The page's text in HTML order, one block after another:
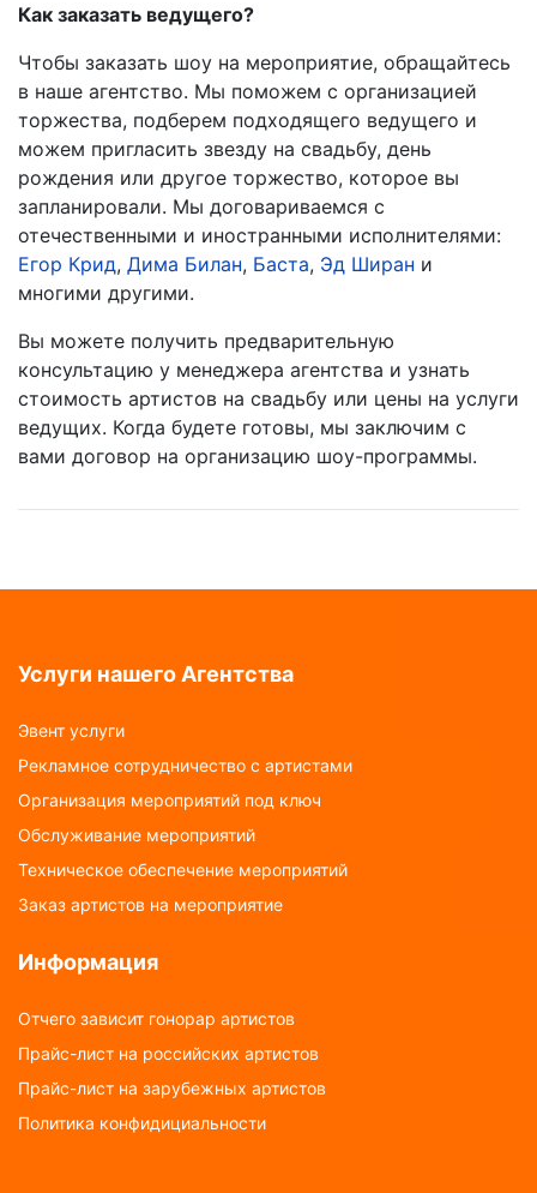
Как заказать ведущего?
Чтобы заказать шоу на мероприятие, обращайтесь
в наше агентство. Мы поможем с организацией
торжества, подберем подходящего ведущего и
можем пригласить звезду на свадьбу, день
рождения или другое торжество, которое вы
запланировали. Мы договариваемся с
отечественными и иностранными исполнителями:
Егор Крид, Дима Билан, Баста, Эд Ширан и
многими другими.
Вы можете получить предварительную
консультацию у менеджера агентства и узнать
стоимость артистов на свадьбу или цены на услуги
ведущих. Когда будете готовы, мы заключим с
вами договор на организацию шоу-программы.
Услуги нашего Агентства
Эвент услуги
Рекламное сотрудничество с артистами
Организация мероприятий под ключ
Обслуживание мероприятий
Техническое обеспечение мероприятий
Заказ артистов на мероприятие
Информация
Отчего зависит гонорар артистов
Прайс-лист на российских артистов
Прайс-лист на зарубежных артистов
Политика конфидициальности